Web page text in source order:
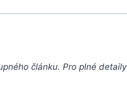
článku. Pro plné